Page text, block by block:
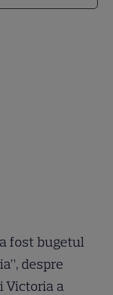
fost bugetul
despre
Victoria a